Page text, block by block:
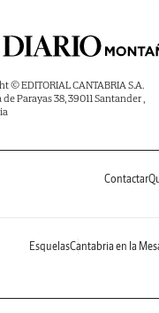
© EDITORIAL CANTABRIA S.A.
Parayas 38, 39011 Santander ,
Contactar
EsquelasCantabria en la